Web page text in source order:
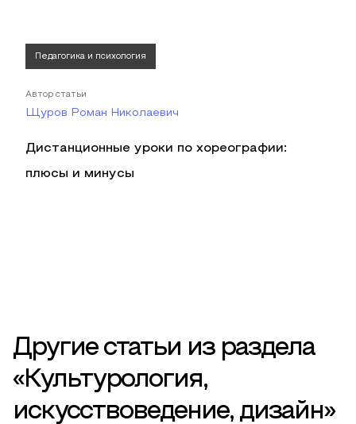
Педагогика и психология
Автор статьи
Щуров Роман Николаевич
Дистанционные уроки по хореографии:
плюсы и минусы
Другие статьи из раздела
«Культурология,
искусствоведение, дизайн»